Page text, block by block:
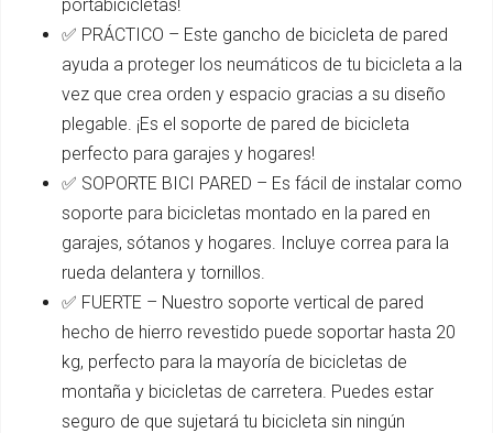
portabicicletas!
✅ PRÁCTICO – Este gancho de bicicleta de pared
ayuda a proteger los neumáticos de tu bicicleta a la
vez que crea orden y espacio gracias a su diseño
plegable. ¡Es el soporte de pared de bicicleta
perfecto para garajes y hogares!
✅ SOPORTE BICI PARED – Es fácil de instalar como
soporte para bicicletas montado en la pared en
garajes, sótanos y hogares. Incluye correa para la
rueda delantera y tornillos.
✅ FUERTE – Nuestro soporte vertical de pared
hecho de hierro revestido puede soportar hasta 20
kg, perfecto para la mayoría de bicicletas de
montaña y bicicletas de carretera. Puedes estar
seguro de que sujetará tu bicicleta sin ningún